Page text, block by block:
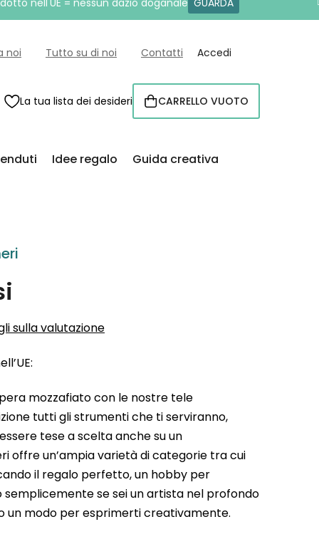
nell'UE = nessun dazio doganale GUARDA
noi Tutto su di noi Contatti Accedi
La tua lista dei desideri CARRELLO
CARRELLO VUOTO
Idee regalo Guida creativa
sulla valutazione
mozzafiato con le nostre tele
tutti gli strumenti che ti serviranno,
tese a scelta anche su un
offre un’ampia varietà di categorie tra cui
il regalo perfetto, un hobby per
se sei un artista nel profondo
un modo per esprimerti creativamente.